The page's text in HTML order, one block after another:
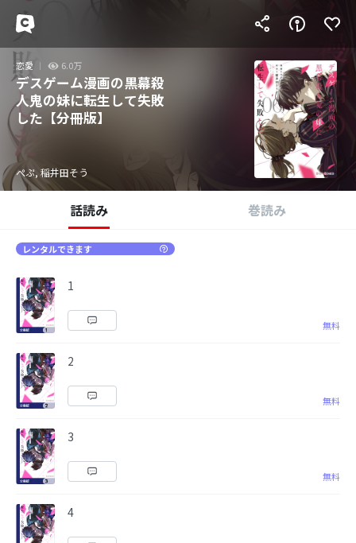
恋愛 6.0万
デスゲーム漫画の黒幕殺
人鬼の妹に転生して失敗
した【分冊版】
ぺぷ, 稲井田そう
話読み 巻読み
レンタルできます
1
無料
2
無料
3
無料
4